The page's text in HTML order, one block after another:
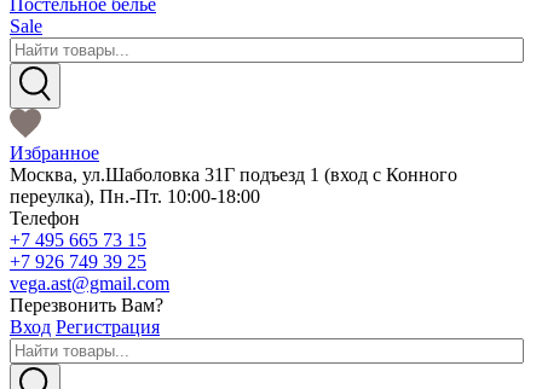
Постельное бельё
Sale
Избранное
Москва, ул.Шаболовка 31Г подъезд 1 (вход с Конного
переулка), Пн.-Пт. 10:00-18:00
Телефон
+7 495 665 73 15
+7 926 749 39 25
vega.ast@gmail.com
Перезвонить Вам?
Вход Регистрация